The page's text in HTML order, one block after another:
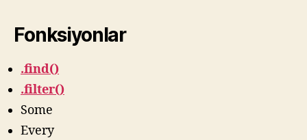
Fonksiyonlar
.find()
.filter()
Some
Every